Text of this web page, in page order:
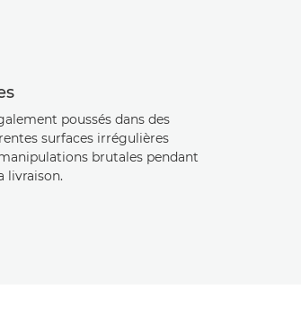
poussés dans des
surfaces irrégulières
brutales pendant
livraison.